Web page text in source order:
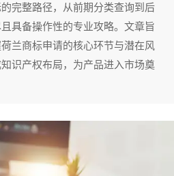
完整路径，从前期分类查询到后
具备操作性的专业攻略。文章旨
兰商标申请的核心环节与潜在风
识产权布局，为产品进入市场奠